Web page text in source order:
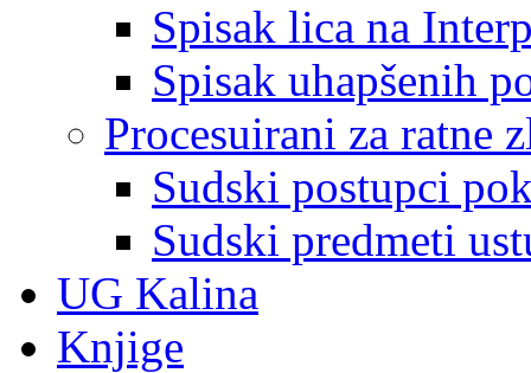
Spisak lica na
Spisak uhapšenih
Procesuirani za ratne
Sudski postupci
Sudski predmeti
UG Kalina
Knjige